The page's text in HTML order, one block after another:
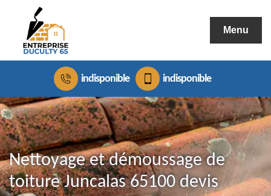
Menu
indisponible indisponible
Nettoyage et démoussage de
toiture Juncalas 65100 devis